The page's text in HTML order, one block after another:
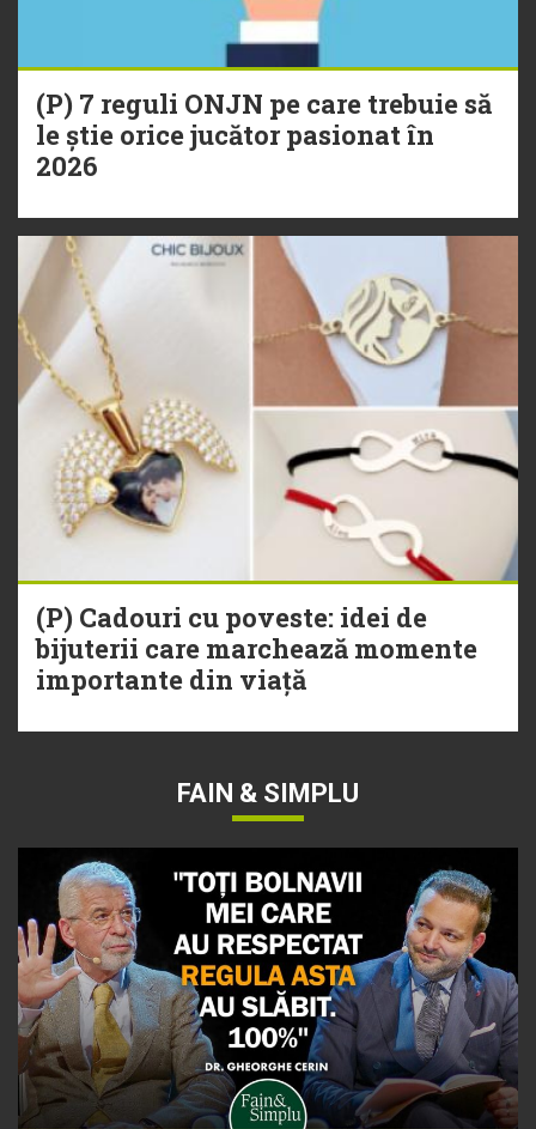
(P) 7 reguli ONJN pe care trebuie să
le știe orice jucător pasionat în
2026
(P) Cadouri cu poveste: idei de
bijuterii care marchează momente
importante din viață
FAIN & SIMPLU